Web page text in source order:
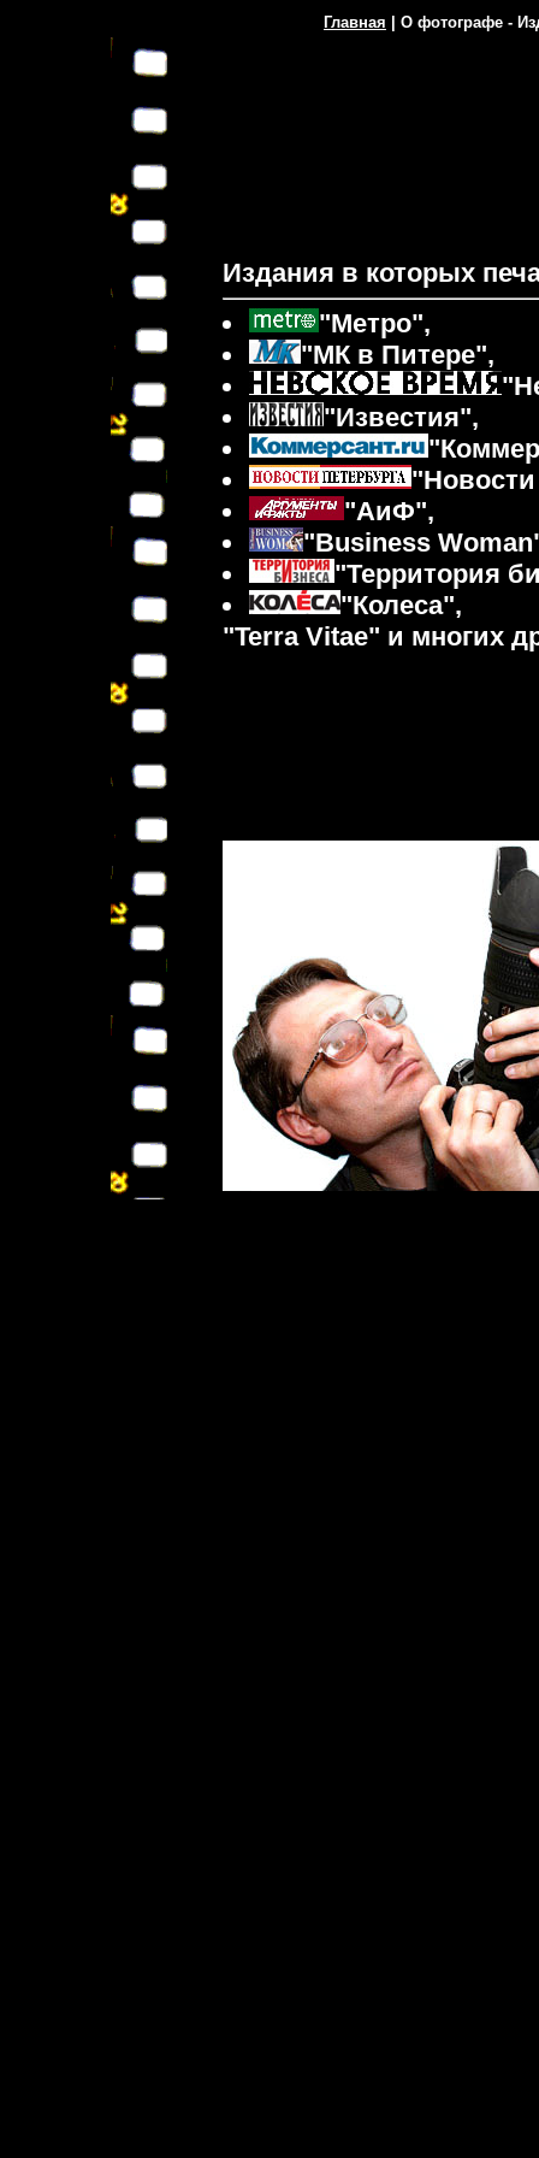
Главная О фотографе -
Издания в которых
"Метро",
"МК в Питере",
"Известия",
"Новости
"АиФ",
"Business
"Территория
"Колеса",
"Terra Vitae" и многих